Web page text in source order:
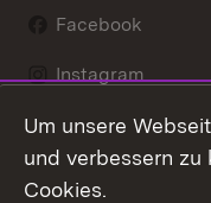
Facebook
Instagram
LinkedIn
Um unsere
und verbessern zu
Cookies.